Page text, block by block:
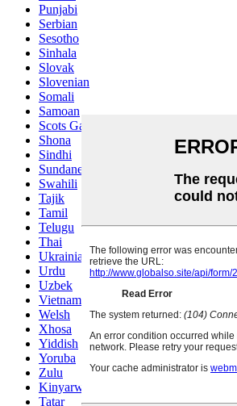
Punjabi
Serbian
Sesotho
Sinhala
Slovak
Slovenian
Somali
Samoan
Scots Gaelic
Shona
Sindhi
Sundanese
Swahili
Tajik
Tamil
Telugu
Thai
Ukrainian
Urdu
Uzbek
Vietnamese
Welsh
Xhosa
Yiddish
Yoruba
Zulu
Kinyarwanda
Tatar